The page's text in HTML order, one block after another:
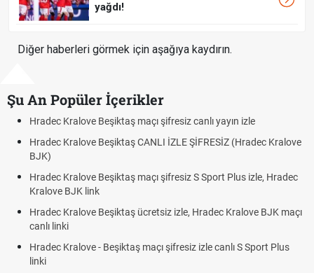
yağdı!
Diğer haberleri görmek için aşağıya kaydırın.
Şu An Popüler İçerikler
Kralove Beşiktaş maçı şifresiz canlı yayın izle
Kralove Beşiktaş CANLI İZLE ŞİFRESİZ (Hradec Kralove
Kralove Beşiktaş maçı şifresiz S Sport Plus izle, Hradec
BJK link
Kralove Beşiktaş ücretsiz izle, Hradec Kralove BJK maçı
Kralove - Beşiktaş maçı şifresiz izle canlı S Sport Plus
Hradec
Trivela
Plonjon